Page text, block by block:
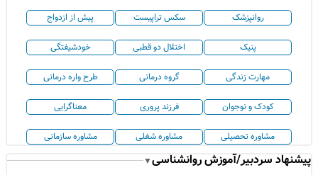
روانپزشک سکس تراپیست پیش از ازدواج
پنیک اختلال دو قطبی خودشیفتگی
مهارت زندگی گروه درمانی طرح واره درمانی
کودک و نوجوان فرزند پروری معناگرایی
مشاوره تحصیلی مشاوره شغلی مشاوره سازمانی
پیشنهاد سردبیر/آموزش روانشناسی▼